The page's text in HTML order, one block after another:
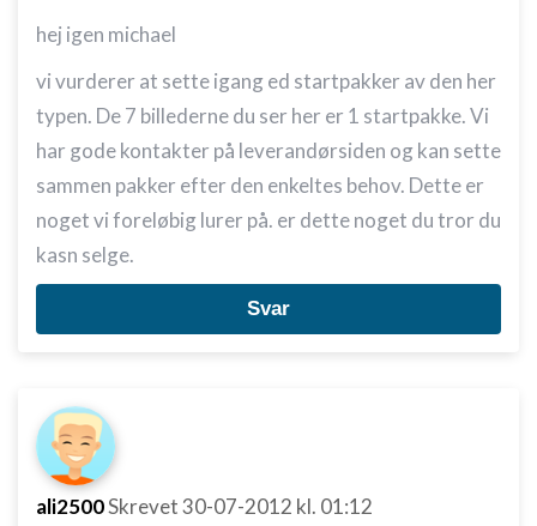
hej igen michael
vi vurderer at sette igang ed startpakker av den her
typen. De 7 billederne du ser her er 1 startpakke. Vi
har gode kontakter på leverandørsiden og kan sette
sammen pakker efter den enkeltes behov. Dette er
noget vi foreløbig lurer på. er dette noget du tror du
kasn selge.
Svar
ali2500Skrevet30-07-2012 kl. 01:12